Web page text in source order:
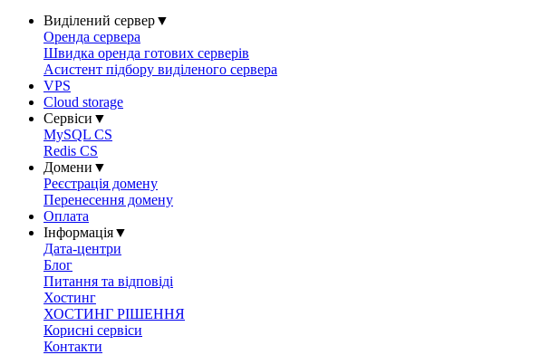
Виділений сервер▼
Оренда сервера
Швидка оренда готових серверів
Асистент підбору виділеного сервера
VPS
Cloud storage
Сервіси ▼
MySQL CS
Redis CS
Домени ▼
Реєстрація домену
Перенесення домену
Оплата
Інформація▼
Дата-центри
Блог
Питання та відповіді
Хостинг
ХОСТИНГ РІШЕННЯ
Корисні сервіси
Контакти